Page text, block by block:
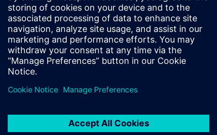
The adoption of open standards based on Ethernet by the
industrial world, the use of Industrial Internet of Things
and the fusion between corporate (IT) and production (OT)
environments have led to a significant increase of the co...
Lær mer